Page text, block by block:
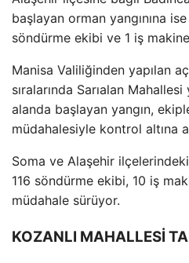
başlayan orman yangınına
söndürme ekibi ve 1 iş
Manisa Valiliğinden yapılan aç
sıralarında Sarıalan
alanda başlayan yangın,
müdahalesiyle kontrol altına
Soma ve Alaşehir il
116 söndürme ekibi, 10 iş
müdahale sürüyor.
KOZANLI MAHALLESİ